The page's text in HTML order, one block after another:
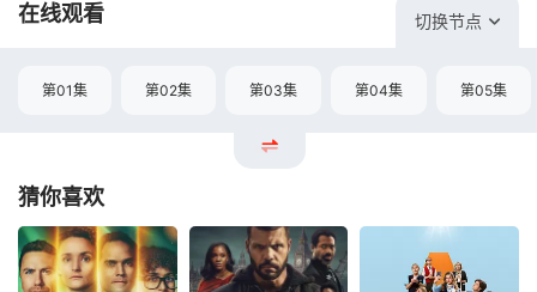
在线观看 切换节点
第01集 第02集 第03集 第04集 第05集
猜你喜欢